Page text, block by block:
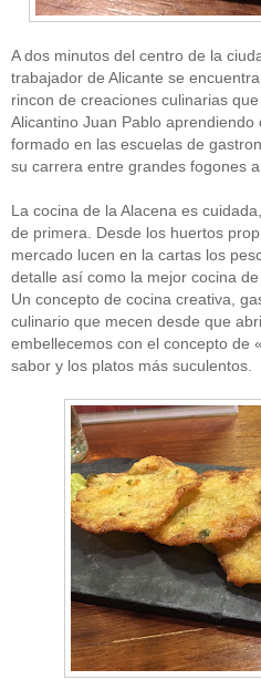
A dos minutos del centro de la
trabajador de Alicante se
rincon de creaciones culinarias
Alicantino Juan Pablo
formado en las escuelas de
su carrera entre grandes fogones
La cocina de la Alacena es
de primera. Desde los huertos
mercado lucen en la cartas los
detalle así como la mejor cocina de
Un concepto de cocina creativa,
culinario que mecen desde que
embellecemos con el concepto de
sabor y los platos más suculentos.